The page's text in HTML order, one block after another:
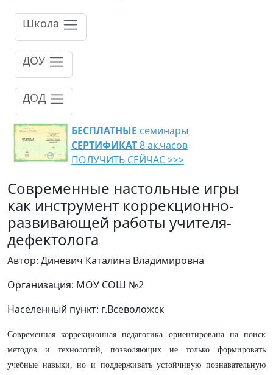
Школа
ДОУ
ДОД
БЕСПЛАТНЫЕ семинары
СЕРТИФИКАТ8 ак.часов
ПОЛУЧИТЬ СЕЙЧАС >>>
Современные настольные игры
как инструмент коррекционно-
развивающей работы учителя-
дефектолога
Автор: Диневич Каталина Владимировна
Организация: МОУ СОШ №2
Населенный пункт: г.Всеволожск
Современная коррекционная педагогика ориентирована на поиск
методов и технологий, позволяющих не только формировать
учебные навыки, но и поддерживать устойчивую познавательную